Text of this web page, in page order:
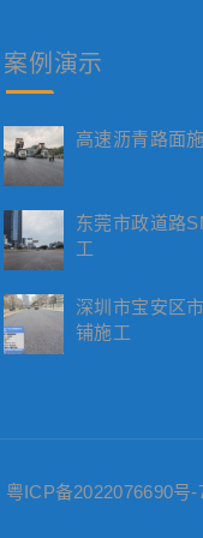
案例 演示
高速沥青路面
东莞市政道路
工
深圳市宝安区
铺施工
粤ICP备2022076690号-